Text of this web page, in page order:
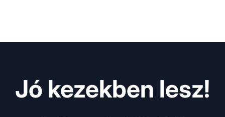
Jó kezekben lesz!